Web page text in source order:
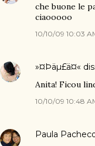
che buone le
ciaooooo
10/10/09 10:03
»¤Þäµ£ä¤«
Anita! Ficou
10/10/09 10:48
Paula